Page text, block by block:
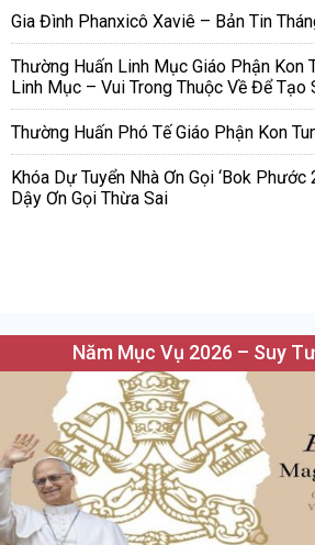
Gia Đình Phanxicô Xaviê – Bản Tin
Thường Huấn Linh Mục Giáo Phận Kon
Linh Mục – Vui Trong Thuộc Về Để Tạo
Thường Huấn Phó Tế Giáo Phận Kon
Khóa Dự Tuyển Nhà Ơn Gọi ‘Bok
Dậy Ơn Gọi Thừa Sai
Năm Mục Vụ 2026 – Suy